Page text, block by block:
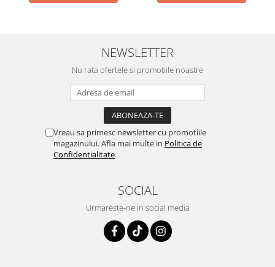
NEWSLETTER
Nu rata ofertele si promotiile noastre
Vreau sa primesc newsletter cu promotiile
magazinului. Afla mai multe in Politica de
Confidentialitate
SOCIAL
Urmareste-ne in social media